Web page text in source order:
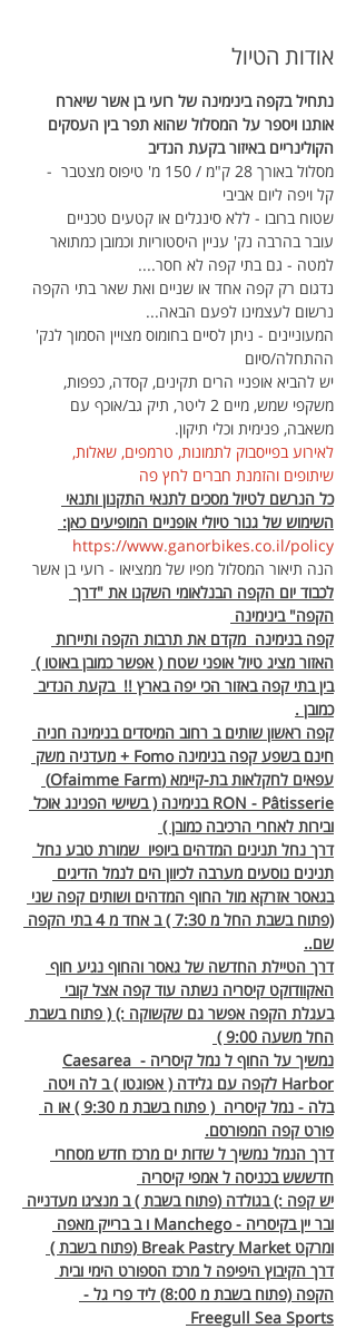
אודות הטיול
נתחיל בקפה בינימינה של רועי בן אשר שיארח
אותנו ויספר על המסלול שהוא תפר בין העסקים
הקולינריים באיזור בקעת הנדיב
מסלול באורך 28 ק"מ / 150 מ' טיפוס מצטבר  -
קל ויפה ליום אביבי
שטוח ברובו - ללא סינגלים או קטעים טכניים
עובר בהרבה נק' עניין היסטוריות וכמובן כמתואר
למטה - גם בתי קפה לא חסר....
נדגום רק קפה אחד או שניים ואת שאר בתי הקפה
נרשום לעצמינו לפעם הבאה...
המעוניינים - ניתן לסיים בחומוס מצויין הסמוך לנק'
ההתחלה/סיום
יש להביא אופניי הרים תקינים, קסדה, כפפות,
משקפי שמש, מיים 2 ליטר, תיק גב/אוכף עם
משאבה, פנימית וכלי תיקון.
לאירוע בפייסבוק לתמונות, טרמפים, שאלות,
שיתופים והזמנת חברים לחץ פה
כל הנרשם לטיול מסכים לתנאי התקנון ותנאי
השימוש של גנור טיולי אופניים המופיעים כאן:
https://www.ganorbikes.co.il/policy
הנה תיאור המסלול מפיו של ממציאו - רועי בן אשר
לכבוד יום הקפה הבנלאומי השקנו את "דרך
הקפה" בינימינה
קפה בנימינה  מקדם את תרבות הקפה ותיירות
האזור מציג טיול אופני שטח ( אפשר כמובן באוטו )
בין בתי קפה באזור הכי יפה בארץ !!  בקעת הנדיב
כמובן .
קפה ראשון שותים ב רחוב המיסדים בנימינה חניה
חינם בשפע קפה בנימינה Fomo + מעדניה משק
עפאים לחקלאות בת-קיימא (Ofaimme Farm)
RON - Pâtisserie בנימינה ( בשישי הפנינג אוכל
ובירות לאחרי הרכיבה כמובן )
דרך נחל תנינים המדהים ביופיו  שמורת טבע נחל
תנינים נוסעים מערבה לכיוון הים לנמל הדיגים
בגאסר אזרקא מול החוף המדהים ושותים קפה שני
(פתוח בשבת החל מ 7:30 ) ב אחד מ 4 בתי הקפה
שם..
דרך הטיילת החדשה של גאסר והחוף נגיע חוף
האקוודוקט קיסריה נשתה עוד קפה אצל קובי
בעגלת הקפה אפשר גם שקשוקה :) ( פתוח בשבת
החל משעה 9:00 )
נמשיך על החוף ל נמל קיסריה - Caesarea
Harbor לקפה עם גלידה ( אפוגטו ) ב לה ויטה
בלה - נמל קיסריה  ( פתוח בשבת מ 9:30 ) או ה
פורט קפה המפורסם.
דרך הנמל נמשיך ל שדות ים מרכז חדש מסחרי
חדששש בכניסה ל אמפי קיסריה
יש קפה :) בגולדה (פתוח בשבת ) ב מנצ׳גו מעדנייה
ובר יין בקיסריה - Manchego ו ב ברייק מאפה
ומרקט Break Pastry Market (פתוח בשבת )
דרך הקיבוץ היפיפה ל מרכז הספורט הימי ובית
הקפה (פתוח בשבת מ 8:00) ליד פרי גל -
Freegull Sea Sports